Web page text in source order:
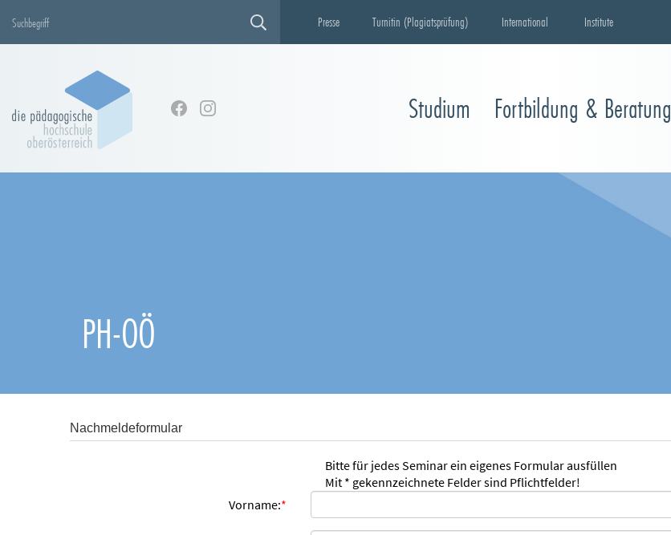
Presse Turnitin (Plagiatsprüfung) International Institute
Studium Fortbildung & Beratung
PH-OÖ
Nachmeldeformular
Bitte für jedes Seminar ein eigenes Formular ausfüllen
Mit * gekennzeichnete Felder sind Pflichtfelder!
Vorname:*